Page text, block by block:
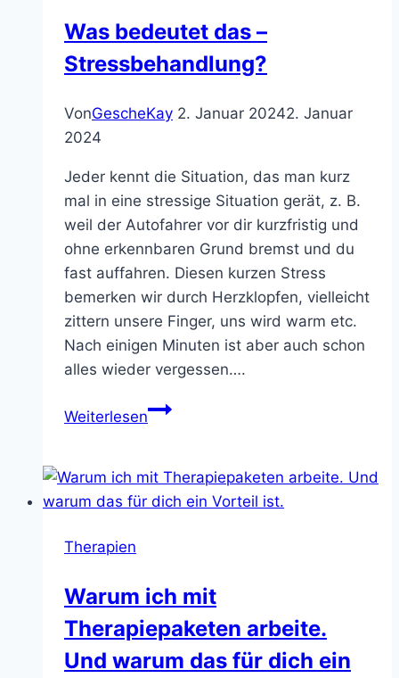
Was bedeutet das –
Stressbehandlung?
VonGescheKay 2. Januar 20242. Januar
2024
Jeder kennt die Situation, das man kurz
mal in eine stressige Situation gerät, z. B.
weil der Autofahrer vor dir kurzfristig und
ohne erkennbaren Grund bremst und du
fast auffahren. Diesen kurzen Stress
bemerken wir durch Herzklopfen, vielleicht
zittern unsere Finger, uns wird warm etc.
Nach einigen Minuten ist aber auch schon
alles wieder vergessen….
WeiterlesenWas
–
Stressbehandlung?
Therapien
Warum ich mit
Therapiepaketen arbeite.
Und warum das für dich ein